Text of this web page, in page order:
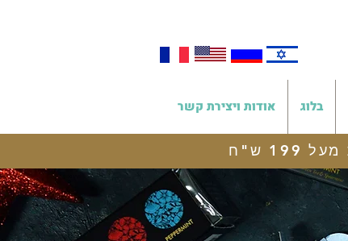
אודות ויצירת קשר בלוג